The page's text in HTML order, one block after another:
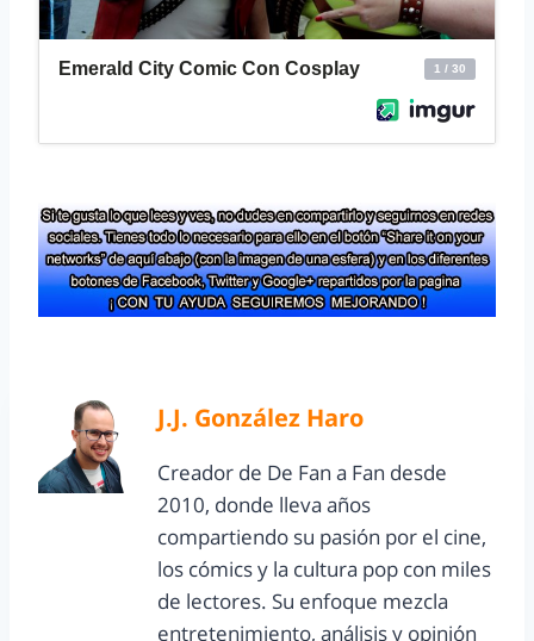
J.J. González Haro
Creador de De Fan a Fan desde
2010, donde lleva años
compartiendo su pasión por el cine,
los cómics y la cultura pop con miles
de lectores. Su enfoque mezcla
entretenimiento, análisis y opinión